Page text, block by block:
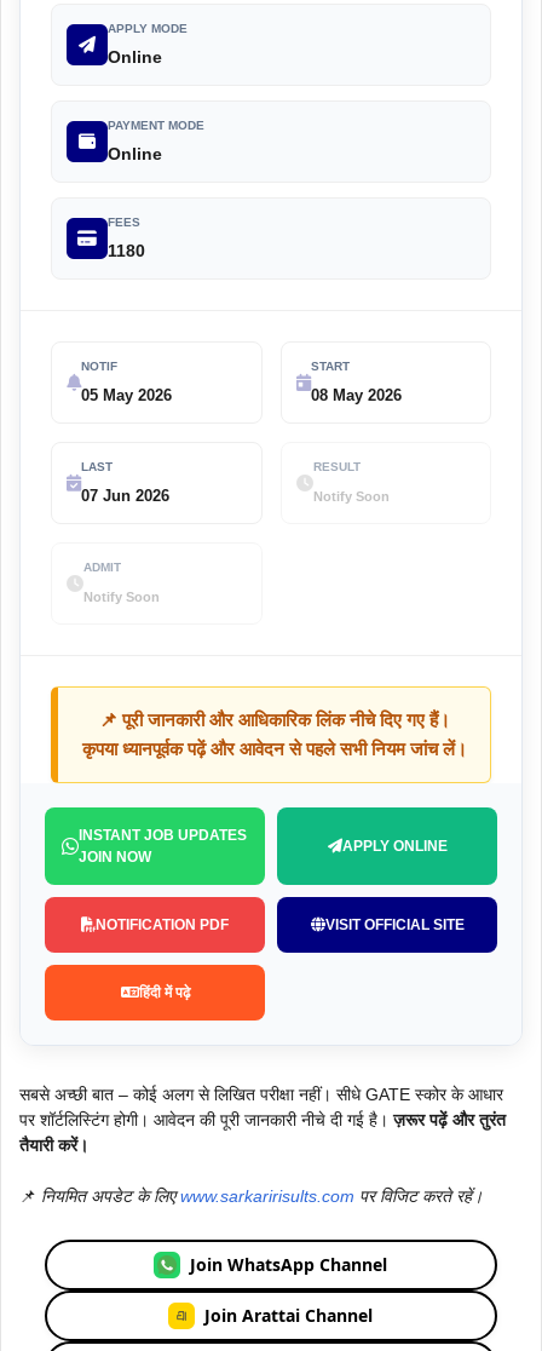
APPLY MODE
Online
PAYMENT MODE
Online
FEES
1180
NOTIF
05 May 2026
START
08 May 2026
LAST
07 Jun 2026
RESULT
Notify Soon
ADMIT
Notify Soon
📌 पूरी जानकारी और आधिकारिक लिंक नीचे दिए गए हैं।
कृपया ध्यानपूर्वक पढ़ें और आवेदन से पहले सभी नियम जांच लें।
INSTANT JOB UPDATES
JOIN NOW
APPLY ONLINE
NOTIFICATION PDF VISIT OFFICIAL SITE
हिंदी में पढ़े
सबसे अच्छी बात – कोई अलग से लिखित परीक्षा नहीं। सीधे GATE स्कोर के आधार
पर शॉर्टलिस्टिंग होगी। आवेदन की पूरी जानकारी नीचे दी गई है।ज़रूर पढ़ें और तुरंत
तैयारी करें।
📌 नियमित अपडेट के लिएwww.sarkaririsults.com पर विजिट करते रहें।
Join WhatsApp Channel
Join Arattai Channel